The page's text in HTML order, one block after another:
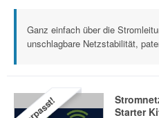
Ganz einfach über die
unschlagbare Netzstabilität,
Starter